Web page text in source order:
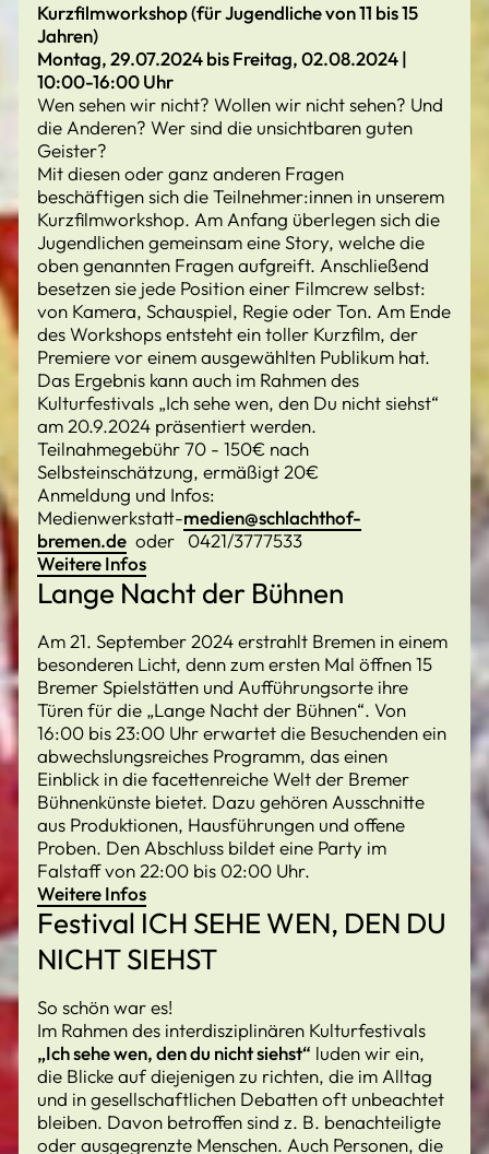
Kurzfilmworkshop (für Jugendliche von 11 bis 15
Jahren)
Montag, 29.07.2024 bis Freitag, 02.08.2024 |
10:00-16:00 Uhr
Wen sehen wir nicht? Wollen wir nicht sehen? Und
die Anderen? Wer sind die unsichtbaren guten
Geister?
Mit diesen oder ganz anderen Fragen
beschäftigen sich die Teilnehmer:innen in unserem
Kurzfilmworkshop. Am Anfang überlegen sich die
Jugendlichen gemeinsam eine Story, welche die
oben genannten Fragen aufgreift. Anschließend
besetzen sie jede Position einer Filmcrew selbst:
von Kamera, Schauspiel, Regie oder Ton. Am Ende
des Workshops entsteht ein toller Kurzfilm, der
Premiere vor einem ausgewählten Publikum hat.
Das Ergebnis kann auch im Rahmen des
Kulturfestivals „Ich sehe wen, den Du nicht siehst“
am 20.9.2024 präsentiert werden.
Teilnahmegebühr 70 - 150€ nach
Selbsteinschätzung, ermäßigt 20€
Anmeldung und Infos:
Medienwerkstatt-medien@schlachthof-
bremen.de oder 0421/3777533
Weitere Infos
Lange Nacht der Bühnen
Am 21. September 2024 erstrahlt Bremen in einem
besonderen Licht, denn zum ersten Mal öffnen 15
Bremer Spielstätten und Aufführungsorte ihre
Türen für die „Lange Nacht der Bühnen“. Von
16:00 bis 23:00 Uhr erwartet die Besuchenden ein
abwechslungsreiches Programm, das einen
Einblick in die facettenreiche Welt der Bremer
Bühnenkünste bietet. Dazu gehören Ausschnitte
aus Produktionen, Hausführungen und offene
Proben. Den Abschluss bildet eine Party im
Falstaff von 22:00 bis 02:00 Uhr.
Weitere Infos
Festival ICH SEHE WEN, DEN DU
NICHT SIEHST
So schön war es!
Im Rahmen des interdisziplinären Kulturfestivals
„Ich sehe wen, den du nicht siehst“ luden wir ein,
die Blicke auf diejenigen zu richten, die im Alltag
und in gesellschaftlichen Debatten oft unbeachtet
bleiben. Davon betroffen sind z. B. benachteiligte
oder ausgegrenzte Menschen. Auch Personen, die